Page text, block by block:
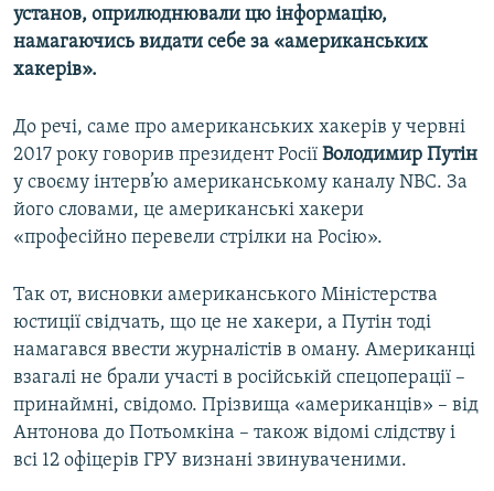
установ, оприлюднювали цю інформацію,
намагаючись видати себе за «американських
хакерів».
До речі, саме про американських хакерів у червні
2017 року говорив президент Росії Володимир Путін
у своєму інтерв’ю американському каналу NBC. За
його словами, це американські хакери
«професійно перевели стрілки на Росію».
Так от, висновки американського Міністерства
юстиції свідчать, що це не хакери, а Путін тоді
намагався ввести журналістів в оману. Американці
взагалі не брали участі в російській спецоперації –
принаймні, свідомо. Прізвища «американців» – від
Антонова до Потьомкіна – також відомі слідству і
всі 12 офіцерів ГРУ визнані звинуваченими.